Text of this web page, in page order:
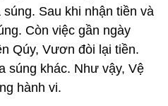
Sau khi nhận tiền và
Còn việc gần ngày
Qúy, Vươn đòi lại tiền.
súng khác. Như vậy, Vệ
hành vi.